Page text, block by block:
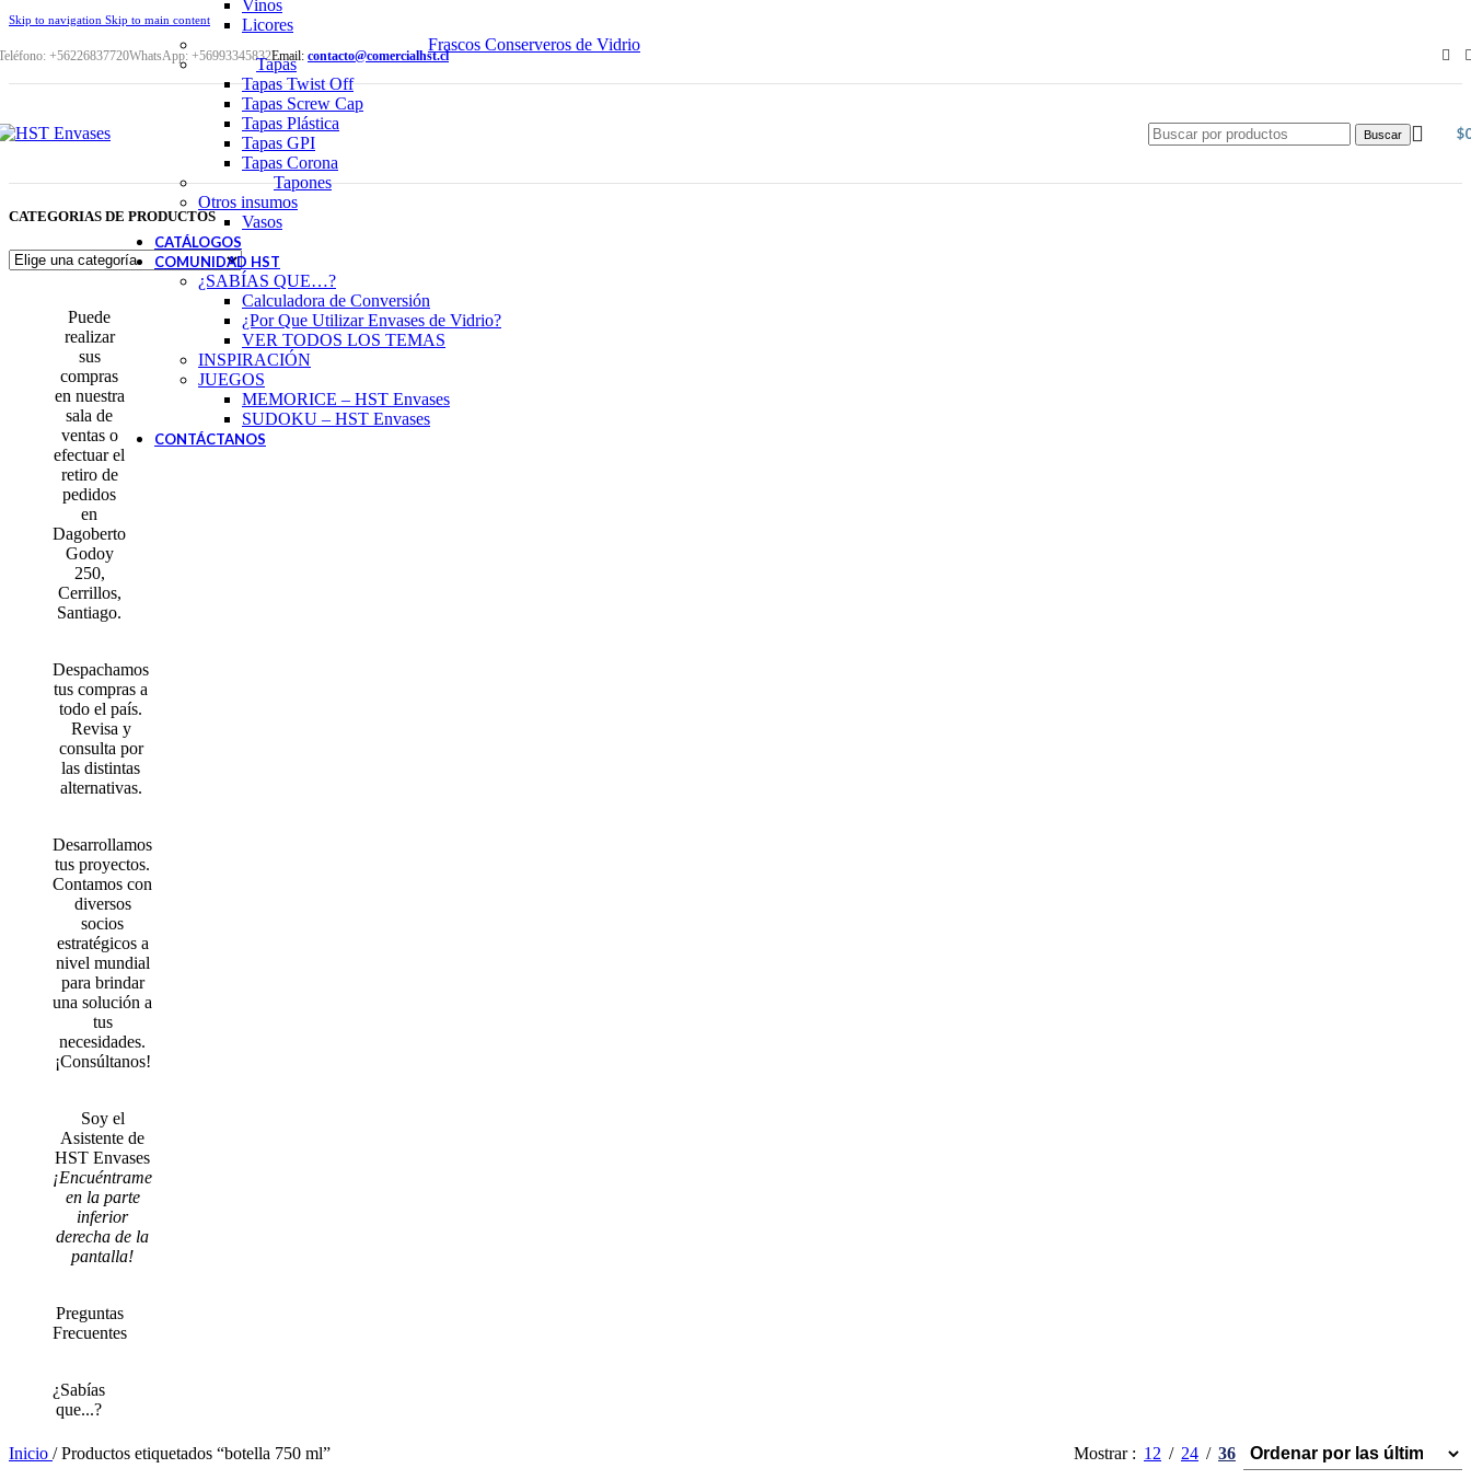
Skip to navigation Skip to main content
+56226837720WhatsApp: +56993345832Email: contacto@comercialhst.cl
Vinos
Licores
Frascos Conserveros de Vidrio
Tapas
Tapas Twist Off
Tapas Screw Cap
Tapas Plástica
Tapas GPI
Tapas Corona
Tapones
Otros insumos
Vasos
CATÁLOGOS
COMUNIDAD HST
¿SABÍAS QUE…?
Calculadora de Conversión
¿Por Que Utilizar Envases de Vidrio?
VER TODOS LOS TEMAS
INSPIRACIÓN
JUEGOS
MEMORICE – HST Envases
SUDOKU – HST Envases
CONTÁCTANOS
Buscar $
CATEGORIAS DE PRODUCTOS
Puede
realizar
sus
compras
en nuestra
sala de
ventas o
efectuar el
retiro de
pedidos
en
Dagoberto
Godoy
250,
Cerrillos,
Santiago.
Despachamos
tus compras a
todo el país.
Revisa y
consulta por
las distintas
alternativas.
Desarrollamos
tus proyectos.
Contamos con
diversos
socios
estratégicos a
nivel mundial
para brindar
una solución a
tus
necesidades.
¡Consúltanos!
Soy el
Asistente de
HST Envases
¡Encuéntrame
en la parte
inferior
derecha de la
pantalla!
Preguntas
Frecuentes
¿Sabías
que...?
Inicio / Productos etiquetados “botella 750 ml” Mostrar 12 24 36